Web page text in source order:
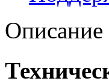
Описание